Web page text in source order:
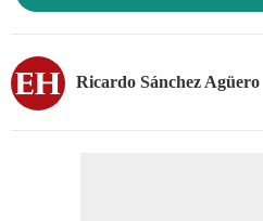
Ricardo Sánchez Agüero